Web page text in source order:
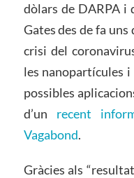
dòlars de DARPA i
Gates des de fa uns
crisi del
les nanopartícules i
possibles
d’un recent
Vagabond.
Gràcies als